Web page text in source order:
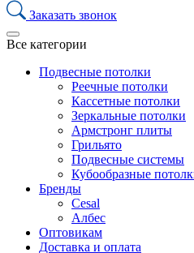
Заказать звонок
Все категории
Подвесные потолки
Реечные потолки
Кассетные потолки
Зеркальные потолки
Армстронг плиты
Грильято
Подвесные системы
Кубообразные
Бренды
Cesal
Албес
Оптовикам
Доставка и оплата